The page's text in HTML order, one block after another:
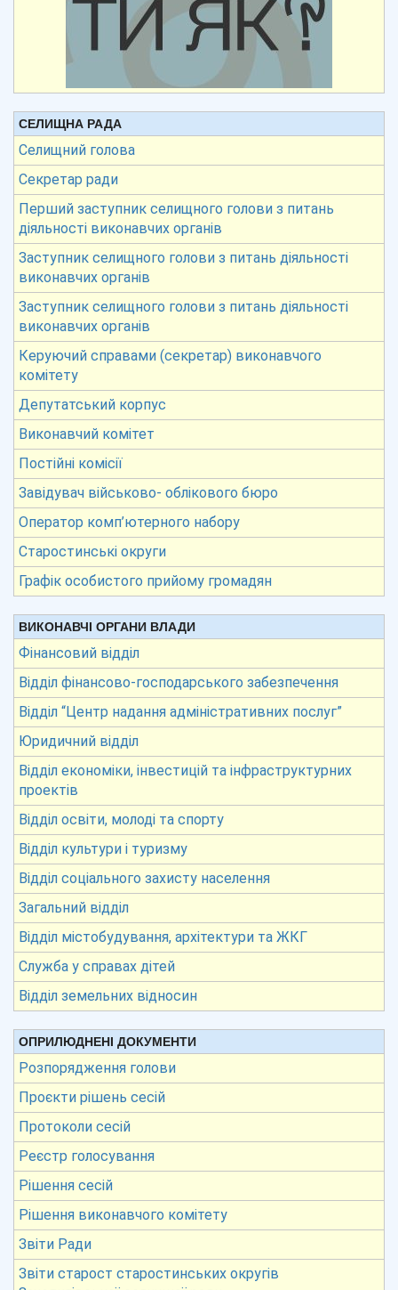
СЕЛИЩНА РАДА
Селищний голова
Секретар ради
Перший заступник селищного голови з питань
діяльності виконавчих органів
Заступник селищного голови з питань діяльності
виконавчих органів
Заступник селищного голови з питань діяльності
виконавчих органів
Керуючий справами (секретар) виконавчого
комітету
Депутатський корпус
Виконавчий комітет
Постійні комісії
Завідувач військово- облікового бюро
Оператор комп’ютерного набору
Старостинські округи
Графік особистого прийому громадян
ВИКОНАВЧІ ОРГАНИ ВЛАДИ
Фінансовий відділ
Відділ фінансово-господарського забезпечення
Відділ “Центр надання адміністративних послуг”
Юридичний відділ
Відділ економіки, інвестицій та інфраструктурних
проектів
Відділ освіти, молоді та спорту
Відділ культури і туризму
Відділ соціального захисту населення
Загальний відділ
Відділ містобудування, архітектури та ЖКГ
Служба у справах дітей
Відділ земельних відносин
ОПРИЛЮДНЕНІ ДОКУМЕНТИ
Розпорядження голови
Проєкти рішень сесій
Протоколи сесій
Реєстр голосування
Рішення сесій
Рішення виконавчого комітету
Звіти Ради
Звіти старост старостинських округів